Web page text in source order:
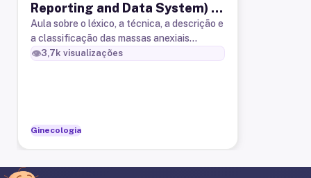
Reporting and Data System) -
Ressonância Magnética
Aula sobre o léxico, a técnica, a descrição e
a classificação das massas anexiais
segundo o O-RADS (Ovarian-Adnexal
👁️3,7k visualizações
Ginecologia